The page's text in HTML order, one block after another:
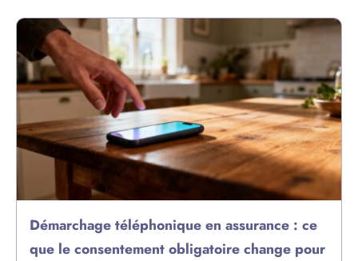
Démarchage téléphonique en assurance : ce
que le consentement obligatoire change pour